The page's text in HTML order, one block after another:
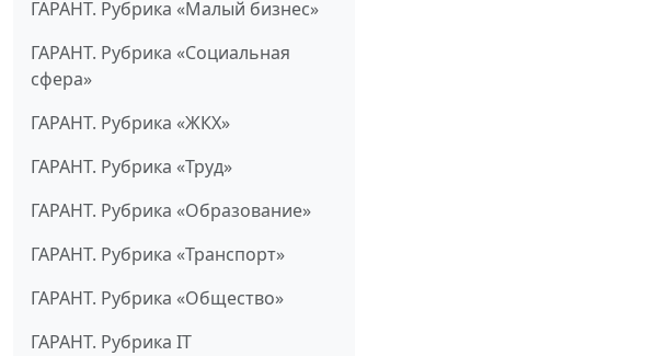
ГАРАНТ. Рубрика «Малый бизнес»
ГАРАНТ. Рубрика «Социальная
сфера»
ГАРАНТ. Рубрика «ЖКХ»
ГАРАНТ. Рубрика «Труд»
ГАРАНТ. Рубрика «Образование»
ГАРАНТ. Рубрика «Транспорт»
ГАРАНТ. Рубрика «Общество»
ГАРАНТ. Рубрика IT